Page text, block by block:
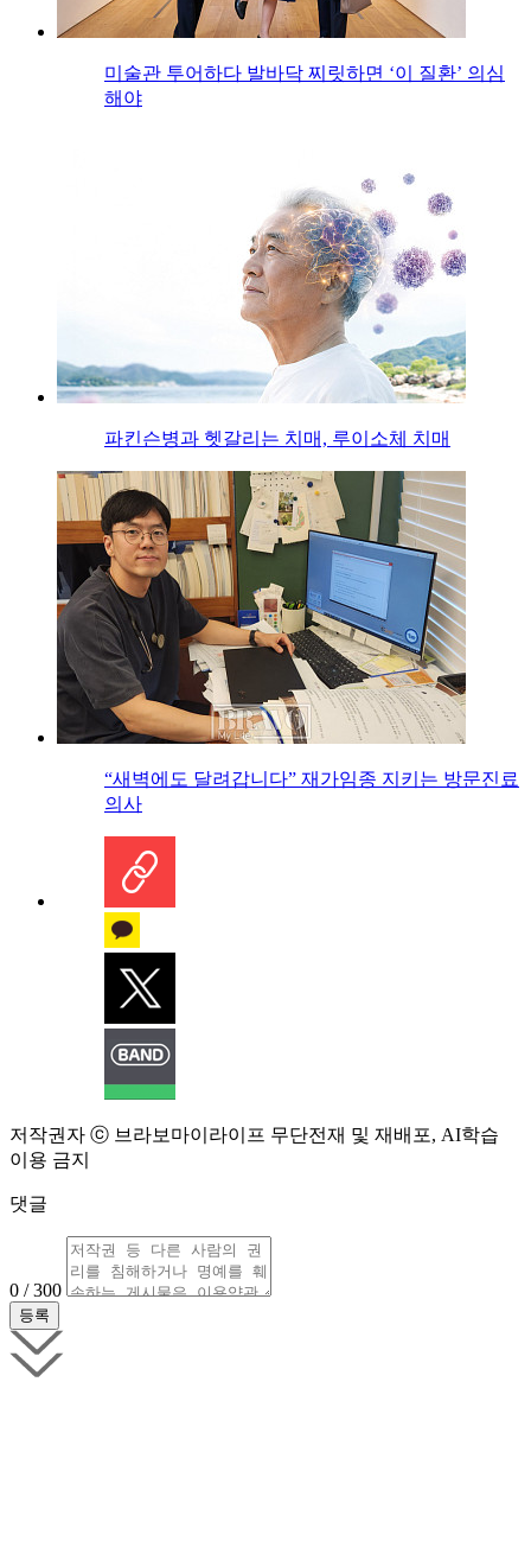
미술관 투어하다 발바닥 찌릿하면 ‘이 질환’ 의심
해야
파킨슨병과 헷갈리는 치매, 루이소체 치매
“새벽에도 달려갑니다” 재가임종 지키는 방문진료
의사
저작권자 ⓒ 브라보마이라이프 무단전재 및 재배포, AI학습
이용 금지
댓글
0 / 300